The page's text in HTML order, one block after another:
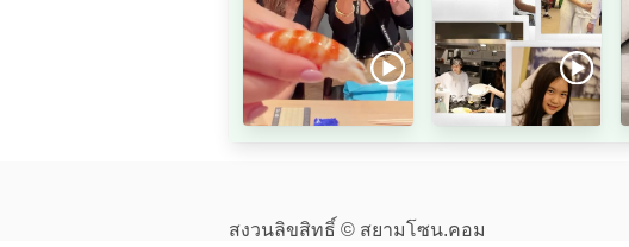
สงวนลิขสิทธิ์ © สยามโซน.คอม